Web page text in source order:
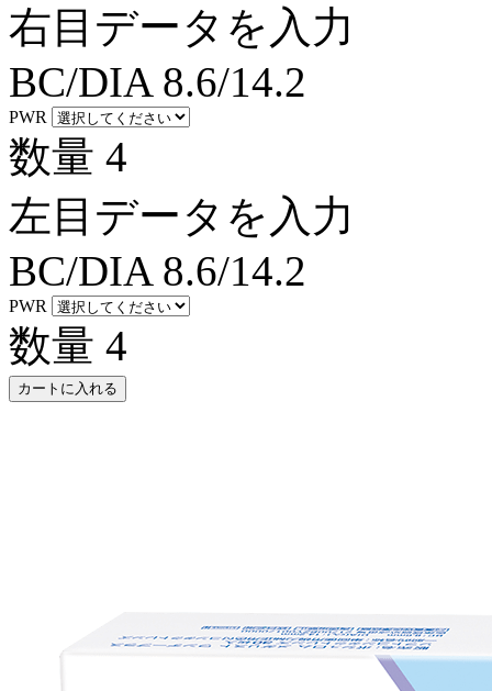
右目データを入力
BC/DIA 8.6/14.2
PWR
数量 4
左目データを入力
BC/DIA 8.6/14.2
PWR
数量 4
カートに入れる